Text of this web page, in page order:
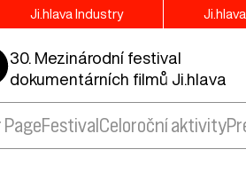
Ji.hlava Industry
30. Mezinárodní festival
dokumentárních filmů Ji.hlava
Festival Celoroční aktivity